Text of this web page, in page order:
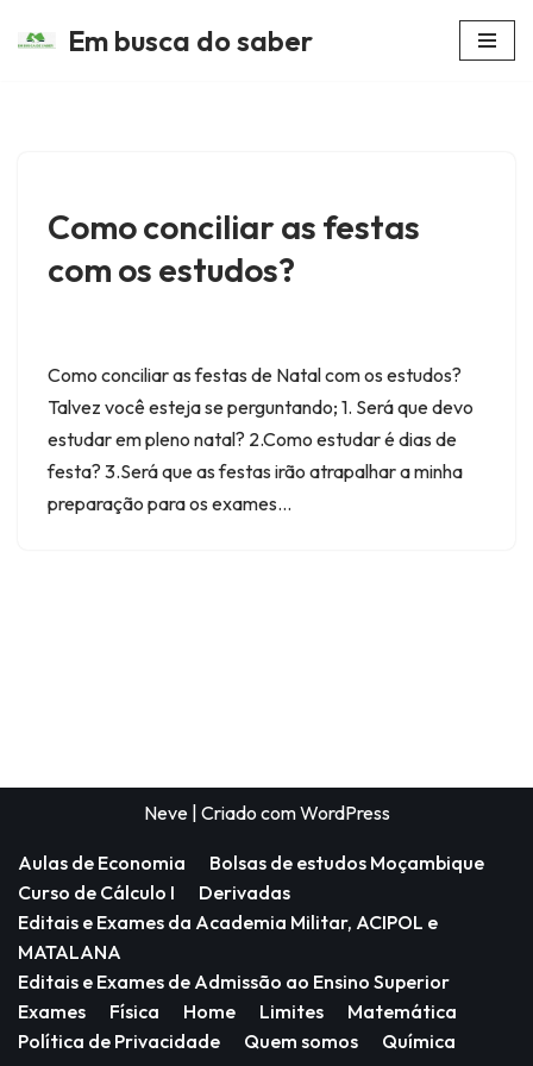
Em busca do saber
Como conciliar as festas
com os estudos?
Como conciliar as festas de Natal com os estudos?
Talvez você esteja se perguntando; 1. Será que devo
estudar em pleno natal? 2.Como estudar é dias de
festa? 3.Será que as festas irão atrapalhar a minha
preparação para os exames…
Neve| Criado comWordPress
Aulas de Economia
Bolsas de estudos Moçambique
Curso de Cálculo I
Derivadas
Editais e Exames da Academia Militar, ACIPOL e
MATALANA
Editais e Exames de Admissão ao Ensino Superior
Exames
Física Home Limites
Matemática
Política de Privacidade
Quem somos Química